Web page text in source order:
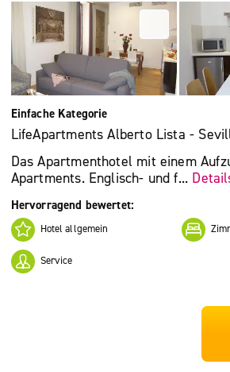
Einfache Kategorie
LifeApartments Alberto Lista -
Das Apartmenthotel mit einem
Apartments. Englisch- und f...
Hervorragend bewertet:
Hotel allgemein
Service